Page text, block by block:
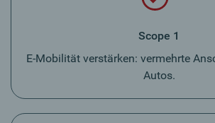
Scope 1
E-Mobilität verstärken: vermehrte
Autos.